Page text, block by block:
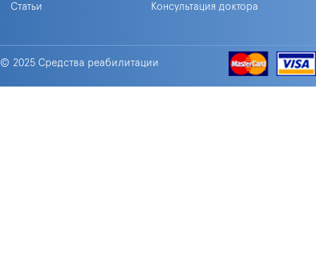
Статьи Консультация доктора
© 2025 Средства реабилитации